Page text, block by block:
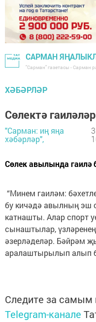
САРМАН
"Сарман" газетасы - Сарман
ХӘБӘРЛӘР
Сөлектә
"Сарман: иң яңа
хәбәрләр",
Сөлек авылында гаилә
“Минем гаиләм:
бу кичәдә авылның эш
катнашты. Алар спорт
сынаштылар,
әзерләделәр. Бәйрәм
аралаштырылып алып
Следите за
Telegram-канале